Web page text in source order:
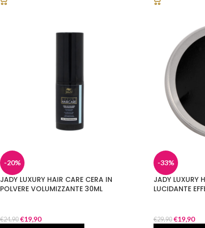
-20%
JADY LUXURY HAIR CARE CERA IN
POLVERE VOLUMIZZANTE 30ML
€24,90 €19,90
-33%
JADY LUXURY
LUCIDANTE
€29,90 €19,90